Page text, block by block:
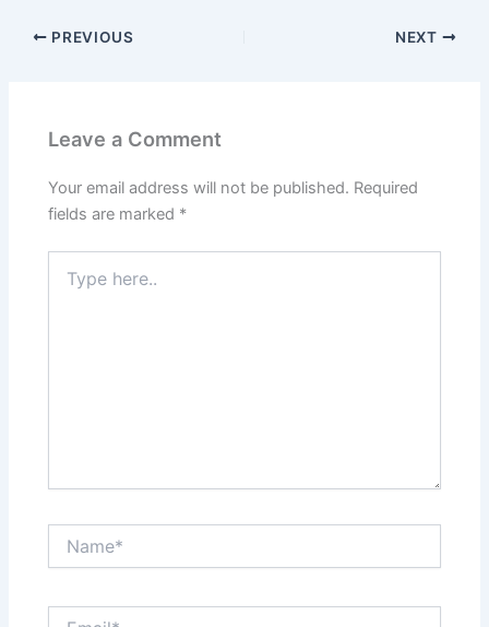
PREVIOUS NEXT
Leave a Comment
Your email address will not be published. Required
fields are marked *
here..